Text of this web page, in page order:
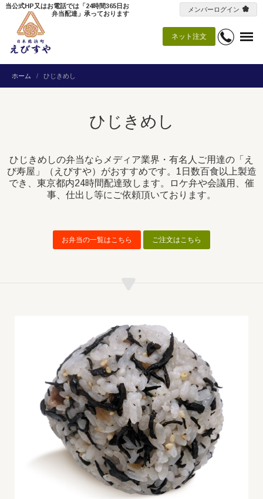
ネット注文
当公式HP又はお電話では「24時間365日お
弁当配達」承っております
メンバーログイン
ホーム ひじきめし
ひじきめし
ひじきめしの弁当ならメディア業界・有名人ご用達の「え
び寿屋」（えびすや）がおすすめです。1日数百食以上製造
でき、東京都内24時間配達致します。ロケ弁や会議用、催
事、仕出し等にご依頼頂いております。
お弁当の一覧はこちら ご注文はこちら